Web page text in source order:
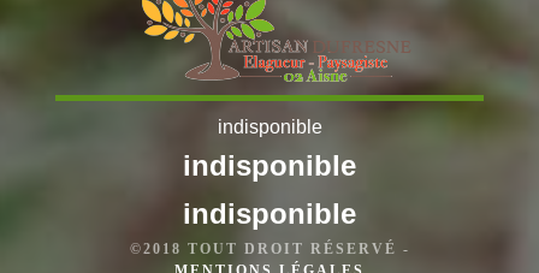
indisponible
indisponible
indisponible
©2018 TOUT DROIT RÉSERVÉ -